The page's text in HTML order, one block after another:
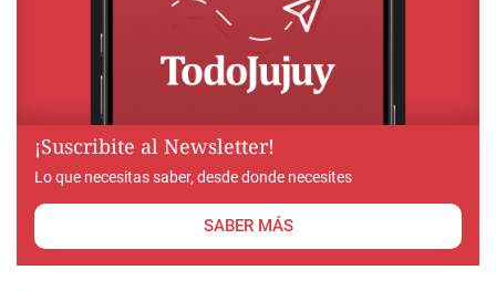
¡Suscribite al Newsletter!
Lo que necesitas saber, desde donde necesites
SABER MÁS